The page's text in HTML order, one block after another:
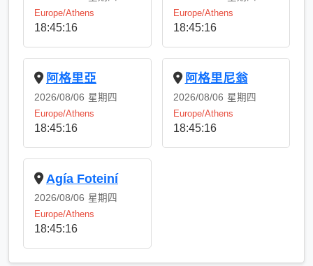
18:45:16 18:45:16
阿格里亞
2026/08/06 星期四
Europe/Athens
18:45:16
阿格里尼翁
2026/08/06 星期四
Europe/Athens
18:45:16
Agía Foteiní
2026/08/06 星期四
Europe/Athens
18:45:16